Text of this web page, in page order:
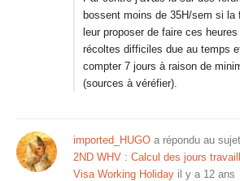
bossent moins de 35H/sem si la
leur proposer de faire ces
récoltes difficiles due au temps
compter 7 jours à raison de
(sources à véréfier).
imported_HUGO a répondu au sujet
2ND WHV : Calcul des jours
Visa Working Holiday il y a 12 ans